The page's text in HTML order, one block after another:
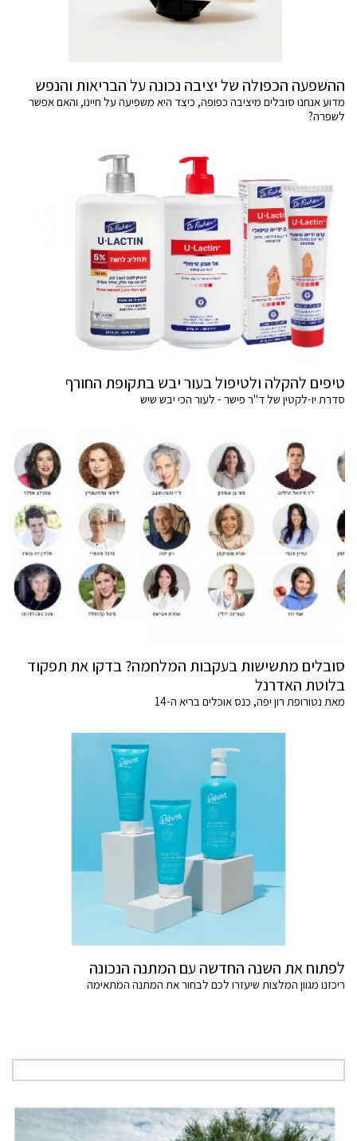
ההשפעה הכפולה של יציבה נכונה על הבריאות והנפש
מדוע אנחנו סובלים מיציבה כפופה, כיצד היא משפיעה על חיינו, והאם אפשר
לשפרה?
טיפים להקלה ולטיפול בעור יבש בתקופת החורף
סדרת יו-לקטין של ד"ר פישר - לעור הכי יבש שיש
סובלים מתשישות בעקבות המלחמה? בדקו את תפקוד
בלוטת האדרנל
מאת נטורופת רון יפה, כנס אוכלים בריא ה-14
לפתוח את השנה החדשה עם המתנה הנכונה
ריכזנו מגוון המלצות שיעזרו לכם לבחור את המתנה המתאימה